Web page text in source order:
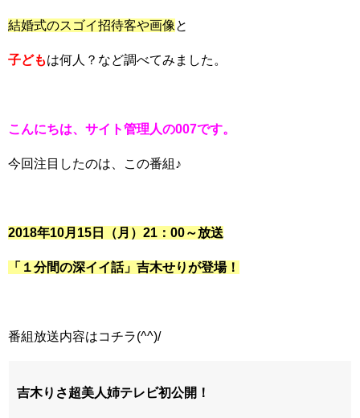
結婚式のスゴイ招待客や画像と
子どもは何人？など調べてみました。
こんにちは、サイト管理人の007です。
今回注目したのは、この番組♪
2018年10月15日（月）21：00～放送
「 １分間の深イイ話」吉木せりが登場！
番組放送内容はコチラ(^^)/
吉木りさ超美人姉テレビ初公開！